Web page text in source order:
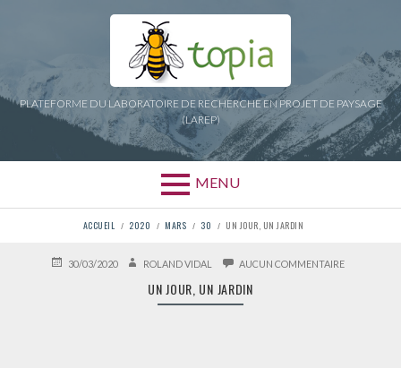
PLATEFORME DU LABORATOIRE DE RECHERCHE EN PROJET DE PAYSAGE
(LAREP)
MENU
D'ARIANE
ACCUEIL 2020 MARS 30 UN JOUR, UN JARDIN
PUBLIÉ30/03/2020 AUTEURROLAND VIDAL AUCUN COMMENTAIRESUR
UN JOUR, UN JARDIN